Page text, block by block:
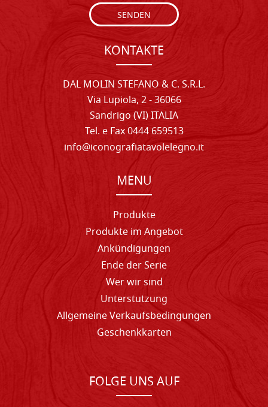
SENDEN
KONTAKTE
DAL MOLIN STEFANO & C. S.R.L.
Via Lupiola, 2 - 36066
Sandrigo (VI) ITALIA
Tel. e Fax 0444 659513
info@iconografiatavolelegno.it
MENU
Produkte
Produkte im Angebot
Ankündigungen
Ende der Serie
Wer wir sind
Unterstutzung
Allgemeine Verkaufsbedingungen
Geschenkkarten
FOLGE UNS AUF